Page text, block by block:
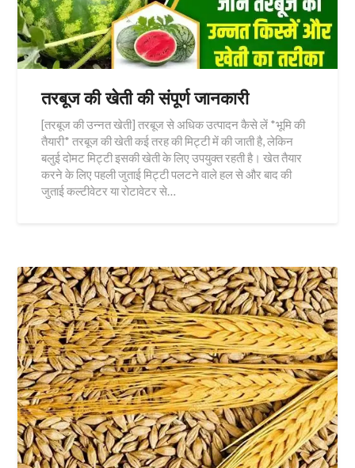
तरबूज की खेती की संपूर्ण जानकारी
[तरबूज की उन्नत खेती] तरबूज से अधिक उत्पादन कैसे लें *भूमि की
तैयारी* तरबूज की खेती कई तरह की मिट्टी में की जाती है, लेकिन
बलुई दोमट मिट्टी इसकी खेती के लिए उपयुक्त रहती है। खेत तैयार
करने के लिए पहली जुताई मिट्टी पलटने वाले हल से और बाद की
जुताई कल्टीवेटर या रोटावेटर से…